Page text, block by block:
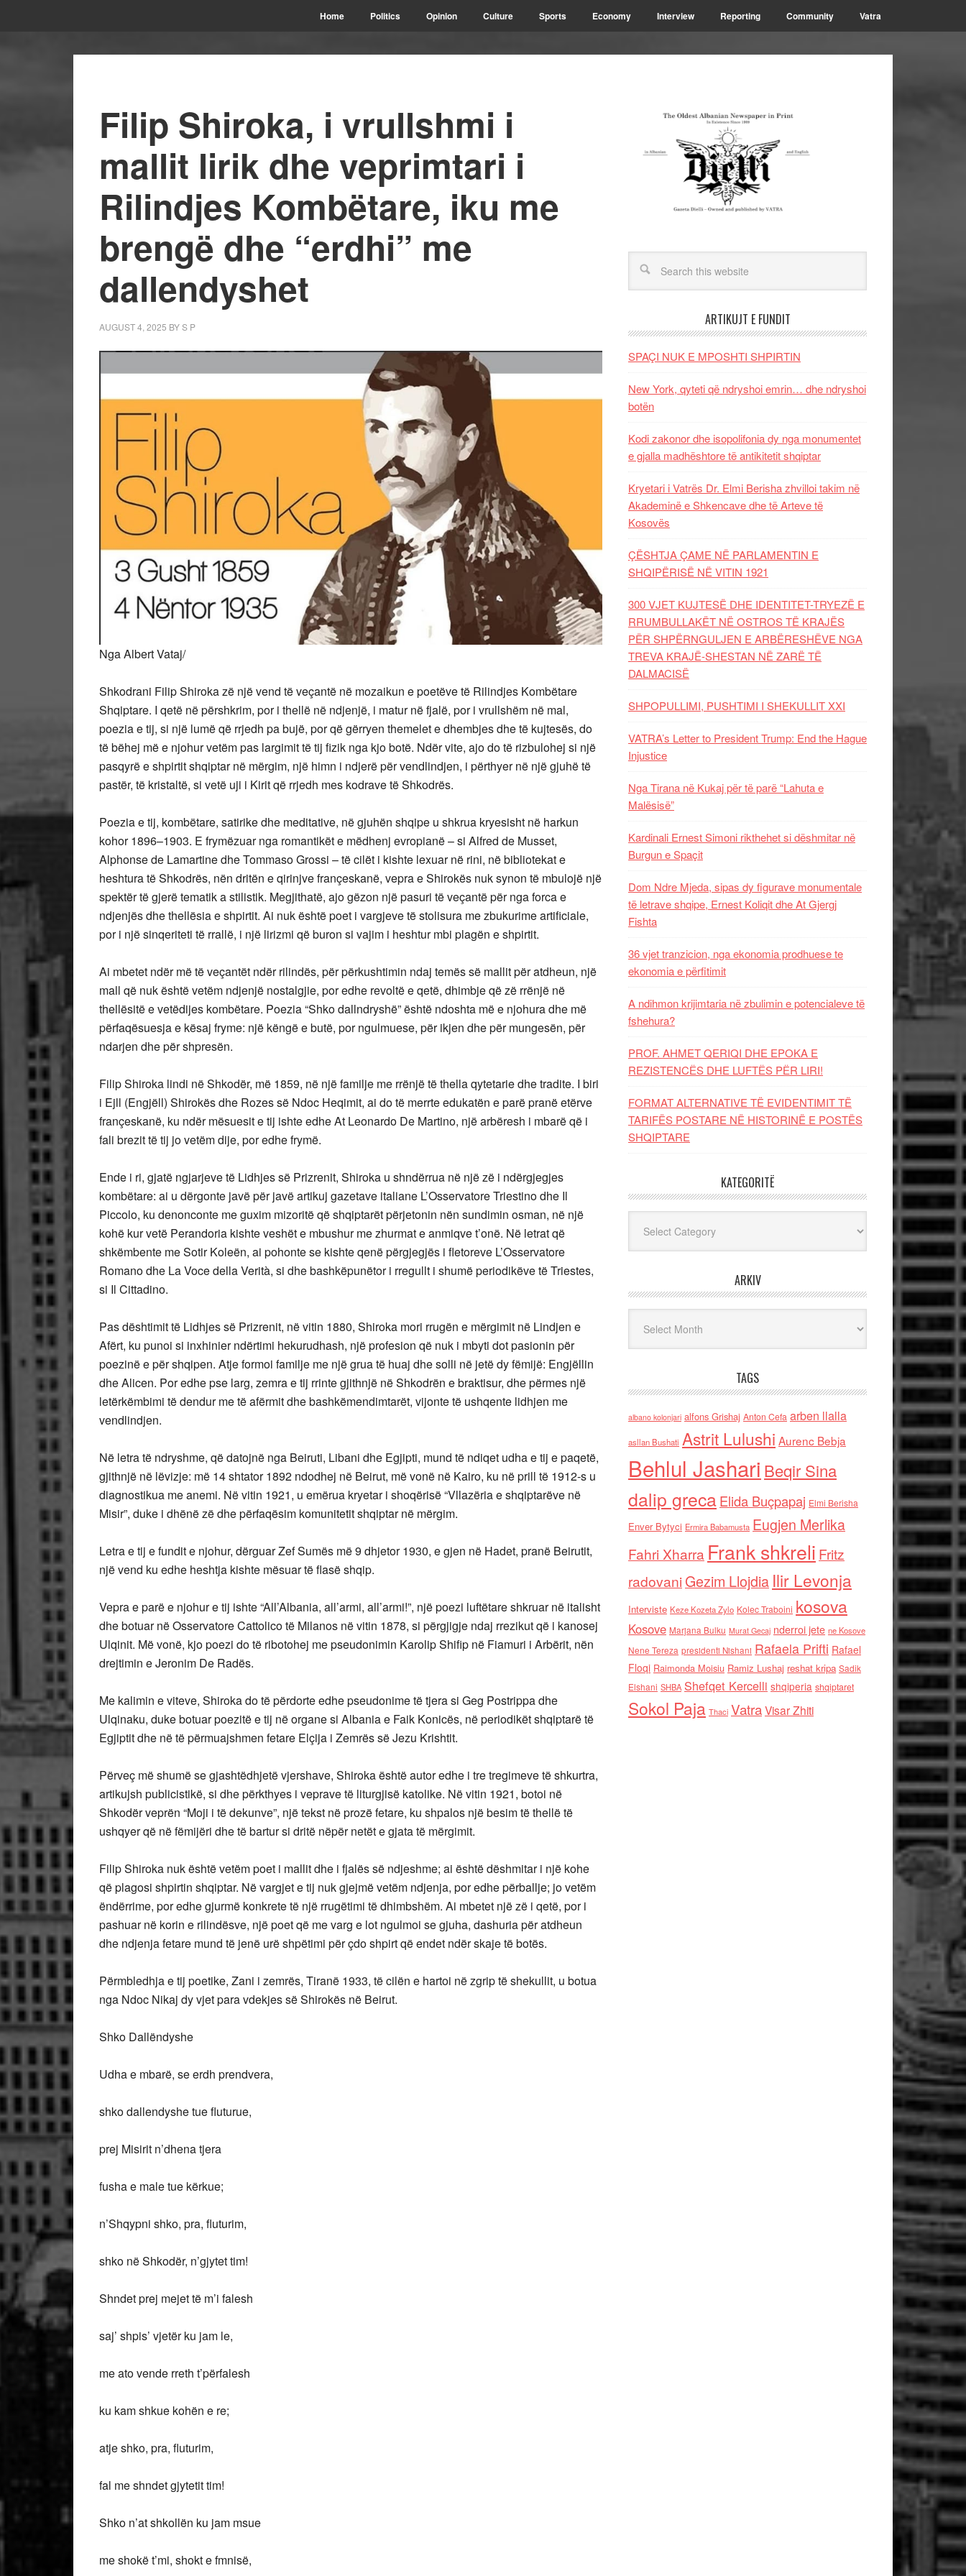
Home Politics Opinion Culture Sports Economy Interview Reporting Community Vatra
Filip Shiroka, i vrullshmi i
mallit lirik dhe veprimtari i
Rilindjes Kombëtare, iku me
brengë dhe “erdhi” me
dallendyshet
AUGUST 4, 2025 BYS P
Nga Albert Vataj/
Shkodrani Filip Shiroka zë një vend të veçantë në mozaikun e poetëve të Rilindjes Kombëtare
Shqiptare. I qetë në përshkrim, por i thellë në ndjenjë, i matur në fjalë, por i vrullshëm në mal,
poezia e tij, si një lumë që rrjedh pa bujë, por që gërryen themelet e dhembjes dhe të kujtesës, do
të bëhej më e njohur vetëm pas largimit të tij fizik nga kjo botë. Ndër vite, ajo do të rizbulohej si një
pasqyrë e shpirtit shqiptar në mërgim, një himn i ndjerë për vendlindjen, i përthyer në një gjuhë të
pastër, të kristaltë, si vetë uji i Kirit që rrjedh mes kodrave të Shkodrës.
Poezia e tij, kombëtare, satirike dhe meditative, në gjuhën shqipe u shkrua kryesisht në harkun
kohor 1896–1903. E frymëzuar nga romantikët e mëdhenj evropianë – si Alfred de Musset,
Alphonse de Lamartine dhe Tommaso Grossi – të cilët i kishte lexuar në rini, në bibliotekat e
heshtura të Shkodrës, nën dritën e qirinjve françeskanë, vepra e Shirokës nuk synon të mbulojë një
spektër të gjerë tematik a stilistik. Megjithatë, ajo gëzon një pasuri të veçantë për nga forca e
ndjenjës dhe thellësia e shpirtit. Ai nuk është poet i vargjeve të stolisura me zbukurime artificiale,
por i një sinqeriteti të rrallë, i një lirizmi që buron si vajim i heshtur mbi plagën e shpirtit.
Ai mbetet ndër më të veçantët ndër rilindës, për përkushtimin ndaj temës së mallit për atdheun, një
mall që nuk është vetëm ndjenjë nostalgjie, por edhe revoltë e qetë, dhimbje që zë rrënjë në
thellësitë e vetëdijes kombëtare. Poezia “Shko dallndryshë” është ndoshta më e njohura dhe më
përfaqësuesja e kësaj fryme: një këngë e butë, por ngulmuese, për ikjen dhe për mungesën, për
ndarjen dhe për shpresën.
Filip Shiroka lindi në Shkodër, më 1859, në një familje me rrënjë të thella qytetarie dhe tradite. I biri
i Ejll (Engjëll) Shirokës dhe Rozes së Ndoc Heqimit, ai do të merrte edukatën e parë pranë etërve
françeskanë, ku ndër mësuesit e tij ishte edhe At Leonardo De Martino, një arbëresh i mbarë që i
fali brezit të tij jo vetëm dije, por edhe frymë.
Ende i ri, gjatë ngjarjeve të Lidhjes së Prizrenit, Shiroka u shndërrua në një zë i ndërgjegjes
kombëtare: ai u dërgonte javë për javë artikuj gazetave italiane L’Osservatore Triestino dhe Il
Piccolo, ku denonconte me guxim mizoritë që shqiptarët përjetonin nën sundimin osman, në një
kohë kur vetë Perandoria kishte veshët e mbushur me zhurmat e anmiqve t’onë. Në letrat që
shkëmbente me Sotir Koleën, ai pohonte se kishte qenë përgjegjës i fletoreve L’Osservatore
Romano dhe La Voce della Verità, si dhe bashkëpunëtor i rregullt i shumë periodikëve të Triestes,
si Il Cittadino.
Pas dështimit të Lidhjes së Prizrenit, në vitin 1880, Shiroka mori rrugën e mërgimit në Lindjen e
Afërt, ku punoi si inxhinier ndërtimi hekurudhash, një profesion që nuk i mbyti dot pasionin për
poezinë e për shqipen. Atje formoi familje me një grua të huaj dhe solli në jetë dy fëmijë: Engjëllin
dhe Alicen. Por edhe pse larg, zemra e tij rrinte gjithnjë në Shkodrën e braktisur, dhe përmes një
letërkëmbimi të dendur me të afërmit dhe bashkëmendimtarët, vijonte të ushqente lidhjen me
vendlindjen.
Në letra të ndryshme, që datojnë nga Beiruti, Libani dhe Egjipti, mund të ndiqet udha e tij e paqetë,
gjithnjë në lëvizje: më 14 shtator 1892 ndodhej në Beirut, më vonë në Kairo, ku në prill të 1912-s u
diagnostikua me anemi. Në vitin 1921, u emërua kryetar i shoqërisë “Vllazëria e shqiptarëve në
Misir”, duke i dhënë zë dhe përfaqësim komunitetit shqiptar në mërgim.
Letra e tij e fundit e njohur, dërguar Zef Sumës më 9 dhjetor 1930, e gjen në Hadet, pranë Beirutit,
një vend ku edhe heshtja kishte mësuar të flasë shqip.
Vepra e parë e njohur e tij ishte “All’Albania, all’armi, all’armi!”, një poezi luftëtare shkruar në italisht
dhe botuar në Osservatore Cattolico të Milanos në vitin 1878, si përgjigje ndaj rrezikut që i kanosej
Ulqinit. Më vonë, kjo poezi do të ribotohej me pseudonimin Karolip Shifip në Fiamuri i Arbërit, nën
drejtimin e Jeronim De Radës.
Me kalimin e viteve, Shiroka do të përdorte edhe pseudonime të tjera si Geg Postrippa dhe
Ulqinaku, duke botuar poezitë e tij në organe si Albania e Faik Konicës, në periodikët shqiptarë të
Egjiptit dhe në të përmuajshmen fetare Elçija i Zemrës së Jezu Krishtit.
Përveç më shumë se gjashtëdhjetë vjershave, Shiroka është autor edhe i tre tregimeve të shkurtra,
artikujsh publicistikë, si dhe përkthyes i veprave të liturgjisë katolike. Në vitin 1921, botoi në
Shkodër veprën “Moji i të dekunve”, një tekst në prozë fetare, ku shpalos një besim të thellë të
ushqyer që në fëmijëri dhe të bartur si dritë nëpër netët e gjata të mërgimit.
Filip Shiroka nuk është vetëm poet i mallit dhe i fjalës së ndjeshme; ai është dëshmitar i një kohe
që plagosi shpirtin shqiptar. Në vargjet e tij nuk gjejmë vetëm ndjenja, por edhe përballje; jo vetëm
ëndërrime, por edhe gjurmë konkrete të një rrugëtimi të dhimbshëm. Ai mbetet një zë i qetë, por i
pashuar në korin e rilindësve, një poet që me varg e lot ngulmoi se gjuha, dashuria për atdheun
dhe ndjenja fetare mund të jenë urë shpëtimi për çdo shpirt që endet ndër skaje të botës.
Përmbledhja e tij poetike, Zani i zemrës, Tiranë 1933, të cilën e hartoi në zgrip të shekullit, u botua
nga Ndoc Nikaj dy vjet para vdekjes së Shirokës në Beirut.
Shko Dallëndyshe
Udha e mbarë, se erdh prendvera,
shko dallendyshe tue fluturue,
prej Misirit n’dhena tjera
fusha e male tue kërkue;
n’Shqypni shko, pra, fluturim,
shko në Shkodër, n’gjytet tim!
Shndet prej mejet të m’i falesh
saj’ shpis’ vjetër ku jam le,
me ato vende rreth t’përfalesh
ku kam shkue kohën e re;
atje shko, pra, fluturim,
fal me shndet gjytetit tim!
Shko n’at shkollën ku jam msue
me shokë t’mi, shokt e fmnisë,
ARTIKUJT E FUNDIT
SPAÇI NUK E MPOSHTI SHPIRTIN
New York, qyteti që ndryshoi emrin… dhe ndryshoi
botën
Kodi zakonor dhe isopolifonia dy nga monumentet
e gjalla madhështore të antikitetit shqiptar
Kryetari i Vatrës Dr. Elmi Berisha zhvilloi takim në
Akademinë e Shkencave dhe të Arteve të
Kosovës
ÇËSHTJA ÇAME NË PARLAMENTIN E
SHQIPËRISË NË VITIN 1921
300 VJET KUJTESË DHE IDENTITET-TRYEZË E
RRUMBULLAKËT NË OSTROS TË KRAJËS
PËR SHPËRNGULJEN E ARBËRESHËVE NGA
TREVA KRAJË-SHESTAN NË ZARË TË
DALMACISË
SHPOPULLIMI, PUSHTIMI I SHEKULLIT XXI
VATRA’s Letter to President Trump: End the Hague
Injustice
Nga Tirana në Kukaj për të parë “Lahuta e
Malësisë”
Kardinali Ernest Simoni rikthehet si dëshmitar në
Burgun e Spaçit
Dom Ndre Mjeda, sipas dy figurave monumentale
të letrave shqipe, Ernest Koliqit dhe At Gjergj
Fishta
36 vjet tranzicion, nga ekonomia prodhuese te
ekonomia e përfitimit
A ndihmon krijimtaria në zbulimin e potencialeve të
fshehura?
PROF. AHMET QERIQI DHE EPOKA E
REZISTENCЁS DHE LUFTЁS PЁR LIRI!
FORMAT ALTERNATIVE TË EVIDENTIMIT TË
TARIFËS POSTARE NË HISTORINË E POSTËS
SHQIPTARE
KATEGORITË
ARKIV
TAGS
albano kolonjari alfons Grishaj Anton Cefa arben llalla
asllan Bushati Astrit Lulushi Aurenc Bebja
Behlul Jashari Beqir Sina
dalip grecaElida Buçpapaj Elmi Berisha
Enver Bytyci Ermira Babamusta Eugjen Merlika
Fahri Xharra Frank shkreli Fritz
radovaniGezim Llojdia Ilir Levonja
Interviste Keze Kozeta Zylo Kolec Traboini kosova
Kosove Marjana Bulku Murat Gecaj nderroi jete ne Kosove
Nene Tereza presidenti Nishani Rafaela Prifti Rafael
Floqi Raimonda Moisiu Ramiz Lushaj reshat kripa Sadik
Elshani SHBA Shefqet Kercelli shqiperia shqiptaret
Sokol Paja Thaci VatraVisar Zhiti